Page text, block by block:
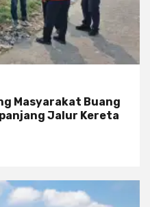
Masyarakat Buang
Jalur Kereta